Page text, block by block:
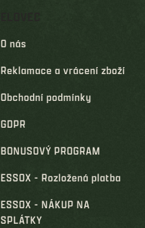
O nás
Reklamace a vrácení zboží
Obchodní podmínky
GDPR
BONUSOVÝ PROGRAM
ESSOX - Rozložená platba
ESSOX - NÁKUP NA
SPLÁTKY